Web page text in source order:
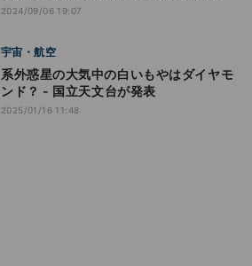
2024/09/06 19:07
宇宙・航空
系外惑星の大気中の白いもやはダイヤモ
ンド？ - 国立天文台が発表
2025/01/16 11:48